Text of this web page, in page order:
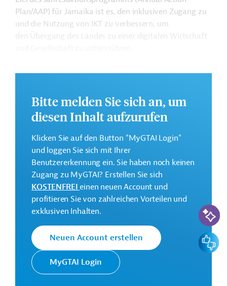
Plan/AAP) für Jamaika ist es, den inklusiven Zugang zu
und die Nutzung von IKT zu verbessern, um
den Übergang des Landes zu einer digitalen Wirtschaft
Bei Fragen wenden Sie sich bitte an das Brüsseler Büro
von Germany Trade & Invest unter bruessel@gtai.de.
Gesamtkosten:
9,5 Millionen Euro
Geberbeitrag:
9,5 Millionen Euro
Kontaktadresse
Europäische
Kommission
Generaldirektion Internationale
Partnerschaften (GD INTPA)
Bitte melden Sie sich an, um
diesen Inhalt aufzurufen
Klicken Sie auf den Button "MyGTAI Login"
und loggen Sie sich mit Ihrer
Benutzererkennung ein. Sie haben noch keinen
Zugang zu MyGTAI? Erstellen Sie sich
KOSTENFREIeinen neuen Account und
profitieren Sie von zahlreichen Vorteilen und
exklusiven Inhalten.
Neuen Account erstellen
MyGTAI Login
KI-